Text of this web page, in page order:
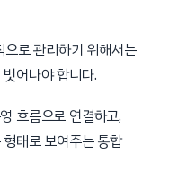
로 관리하기 위해서는
어나야 합니다.
흐름으로 연결하고,
태로 보여주는 통합